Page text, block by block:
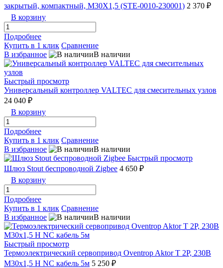
закрытый, компактный, M30X1,5 (STE-0010-230001) 2 370 ₽
В корзину
Подробнее
Купить в 1 клик Сравнение
В избранное
В наличии
Быстрый просмотр
Универсальный контроллер VALTEC для смесительных узлов
24 040 ₽
В корзину
Подробнее
Купить в 1 клик Сравнение
В избранное
В наличии
Быстрый просмотр
Шлюз Stout беспроводной Zigbee 4 650 ₽
В корзину
Подробнее
Купить в 1 клик Сравнение
В избранное
В наличии
Быстрый просмотр
Термоэлектрический сервопривод Oventrop Aktor T 2P, 230В
М30х1,5 H NC кабель 5м 5 250 ₽